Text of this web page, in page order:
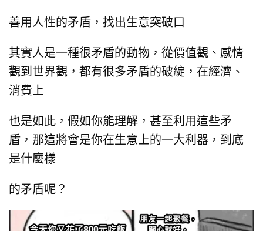
善用人性的矛盾，找出生意突破口
其實人是一種很矛盾的動物，從價值觀、感情
觀到世界觀，都有很多矛盾的破綻，在經濟、
消費上
也是如此， 假如你能理解， 甚至利用這些矛
盾，那這將會是你在生意上的一大利器，到底
是什麼樣
的矛盾呢？